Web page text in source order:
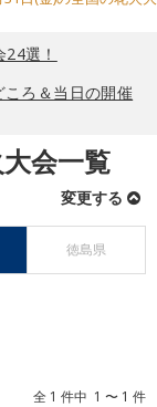
選！
ころ＆当日の開催
会一覧
変更する
徳島県
全 1 件中 1 〜 1 件